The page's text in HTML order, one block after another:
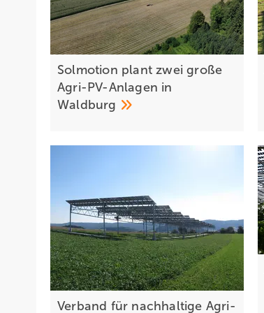
Solmotion plant zwei große
Agri-PV-Anlagen in
Waldburg
Verband für nachhaltige Agri-